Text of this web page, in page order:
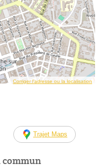
Corriger l’adresse ou la localisation
Trajet Maps